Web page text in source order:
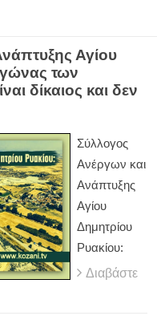
Αγίου
των
δίκαιος και δεν
Σύλλογος
Ανέργων και
Ανάπτυξης
Αγίου
Δημητρίου
Ρυακίου:
Διαβάστε